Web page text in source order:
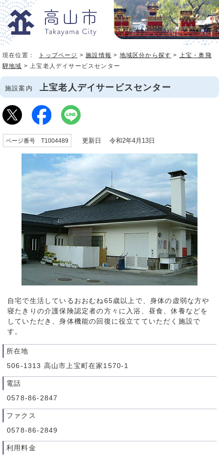
現在位置： トップページ >施設情報 > 地域区分から探す > 上宝・奥飛
騨地域 > 上宝老人デイサービスセンター
施設案内 上宝老人デイサービスセンター
ページ番号 T1004489 更新日 令和2年4月13日
自宅で生活しているおおむね65歳以上で、身体の虚弱な方や
寝たきりの介護保険認定者の方々に入浴、昼食、休養などを
していただき、身体機能の回復に役立てていただく施設で
す。
所在地
506-1313 高山市上宝町在家1570-1
電話
0578-86-2847
ファクス
0578-86-2849
利用料金